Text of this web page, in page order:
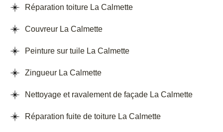
Réparation toiture La Calmette
Couvreur La Calmette
Peinture sur tuile La Calmette
Zingueur La Calmette
Nettoyage et ravalement de façade La Calmette
Réparation fuite de toiture La Calmette